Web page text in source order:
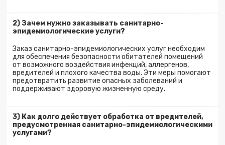
2) Зачем нужно заказывать санитарно-
эпидемиологические услуги?
Заказ санитарно-эпидемиологических услуг необходим
для обеспечения безопасности обитателей помещений
от возможного воздействия инфекций, аллергенов,
вредителей и плохого качества воды. Эти меры помогают
предотвратить развитие опасных заболеваний и
поддерживают здоровую жизненную среду.
3) Как долго действует обработка от вредителей,
предусмотренная санитарно-эпидемиологическими
услугами?